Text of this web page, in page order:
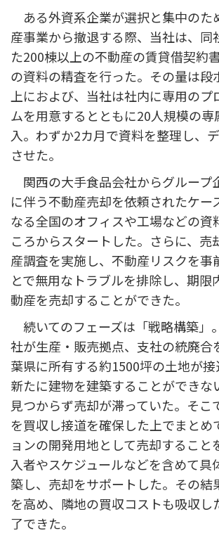
ある外資系企業が選択と集中のた
産事業から撤退する際、当社は、同
た200棟以上の不動産の賃貸借契約
の資料の精査を行った。その量は段
上におよび、当社は社内に専用のプ
ムを用意するとともに20人規模の専
入。わずか2カ月で資料を整理し、
させた。
関西の大手食品会社からグループ
に伴う不動産売却を依頼されたケー
なる全国のオフィスや工場などの資
ころからスタートした。さらに、売
産調査を実施し、不動産リスクを事
とで無用なトラブルを排除し、期限
動産を売却することができた。
続いてのフェーズは「戦略構築」
社が生産・販売拠点、支社の統廃合
葉県に所有する約1500坪の土地が接
新たに建物を建築することができな
見つからず売却が滞っていた。そこ
を買収し接道を確保した上でまとめ
ョンの開発用地として売却すること
入者やスケジュールなどを含めて具
築し、売却をサポートした。その結
を高め、隣地の買収コストも吸収し
了できた。